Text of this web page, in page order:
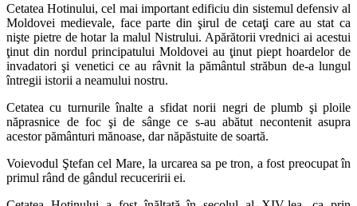
Cetatea Hotinului, cel mai important edificiu din sistemul defensiv al
Moldovei medievale, face parte din şirul de cetaţi care au stat ca
nişte pietre de hotar la malul Nistrului. Apărătorii vrednici ai acestui
ţinut din nordul principatului Moldovei au ţinut piept hoardelor de
invadatori şi venetici ce au râvnit la pământul străbun de-a lungul
întregii istorii a neamului nostru.
Cetatea cu turnurile înalte a sfidat norii negri de plumb şi ploile
năprasnice de foc şi de sânge ce s-au abătut necontenit asupra
acestor pământuri mănoase, dar năpăstuite de soartă.
Voievodul Ştefan cel Mare, la urcarea sa pe tron, a fost preocupat în
primul rând de gândul recuceririi ei.